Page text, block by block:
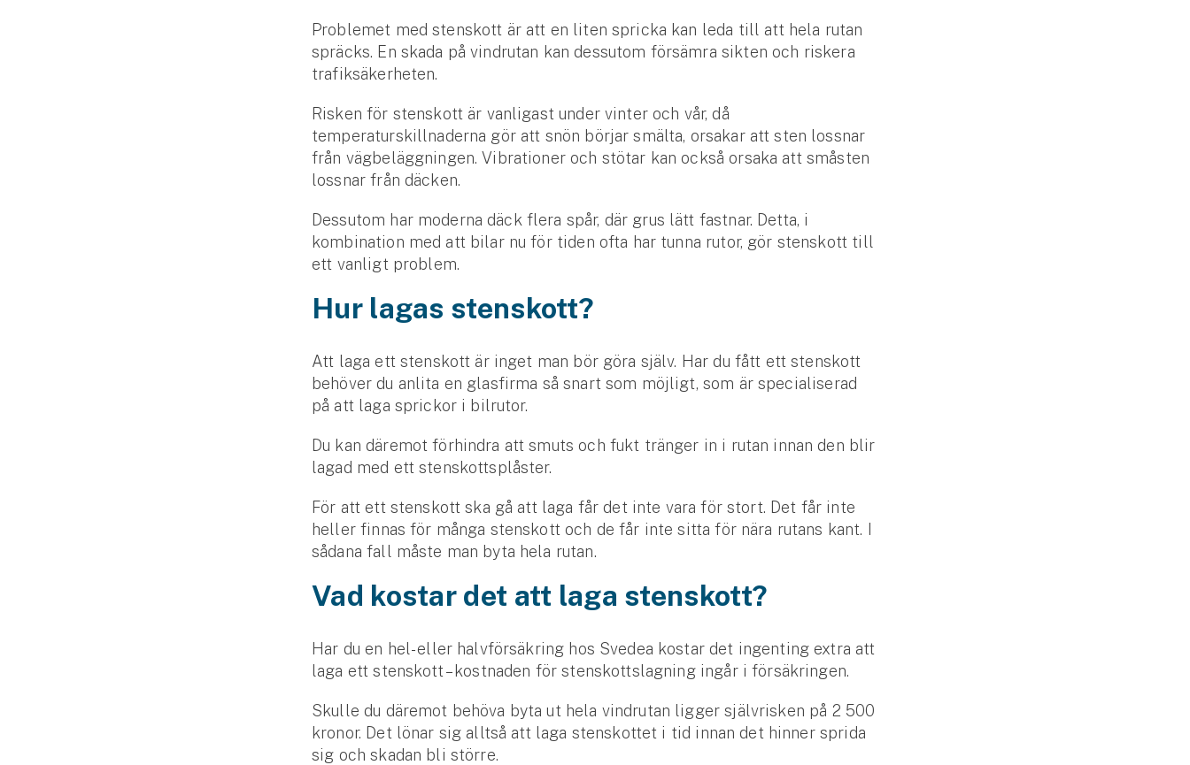
Se alla försäkringar
Problemet med stenskott är att en liten spricka kan leda till att hela rutan
spräcks. En skada på vindrutan kan dessutom försämra sikten och riskera
trafiksäkerheten.
Risken för stenskott är vanligast under vinter och vår, då
temperaturskillnaderna gör att snön börjar smälta, orsakar att sten lossnar
från vägbeläggningen. Vibrationer och stötar kan också orsaka att småsten
lossnar från däcken.
Dessutom har moderna däck flera spår, där grus lätt fastnar. Detta, i
kombination med att bilar nu för tiden ofta har tunna rutor, gör stenskott till
ett vanligt problem.
Hur lagas stenskott?
Att laga ett stenskott är inget man bör göra själv. Har du fått ett stenskott
behöver du anlita en glasfirma så snart som möjligt, som är specialiserad
på att laga sprickor i bilrutor.
Du kan däremot förhindra att smuts och fukt tränger in i rutan innan den blir
lagad med ett stenskottsplåster.
För att ett stenskott ska gå att laga får det inte vara för stort. Det får inte
heller finnas för många stenskott och de får inte sitta för nära rutans kant. I
sådana fall måste man byta hela rutan.
Vad kostar det att laga stenskott?​​​
Har du en hel- eller halvförsäkring hos Svedea kostar det ingenting extra att
laga ett stenskott – kostnaden för stenskottslagning ingår i försäkringen.
Skulle du däremot behöva byta ut hela vindrutan ligger självrisken på 2 500
kronor. Det lönar sig alltså att laga stenskottet i tid innan det hinner sprida
sig och skadan bli större.